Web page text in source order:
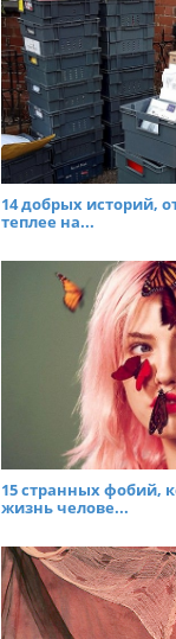
14 добрых историй,
теплее на...
15 странных фобий,
жизнь челове...